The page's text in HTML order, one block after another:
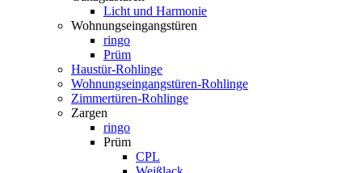
Licht und Harmonie
Wohnungseingangstüren
ringo
Prüm
Haustür-Rohlinge
Wohnungseingangstüren-Rohlinge
Zimmertüren-Rohlinge
Zargen
ringo
Prüm
CPL